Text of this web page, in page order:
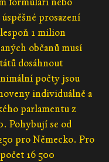
prosazení
1 milion
občanů musí
dosáhnout
počty jsou
individuálně a
parlamentu z
Pohybují se od
pro Německo. Pro
16 500